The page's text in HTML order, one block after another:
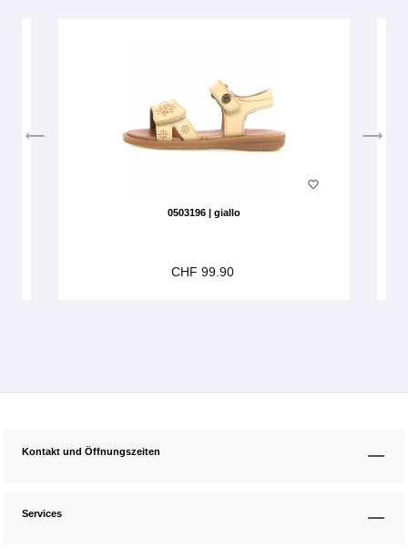
0503196 | giallo
CHF 99.90
Kontakt und Öffnungszeiten
Services